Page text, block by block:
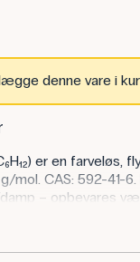
denne vare i
er en
mol. CAS: 592-41-
– opbevares